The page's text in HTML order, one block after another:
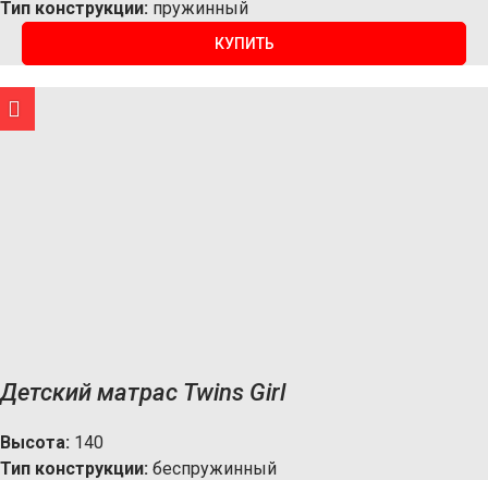
Тип конструкции: пружинный
КУПИТЬ
Детский матрас Twins Girl
Высота: 140
Тип конструкции: беспружинный